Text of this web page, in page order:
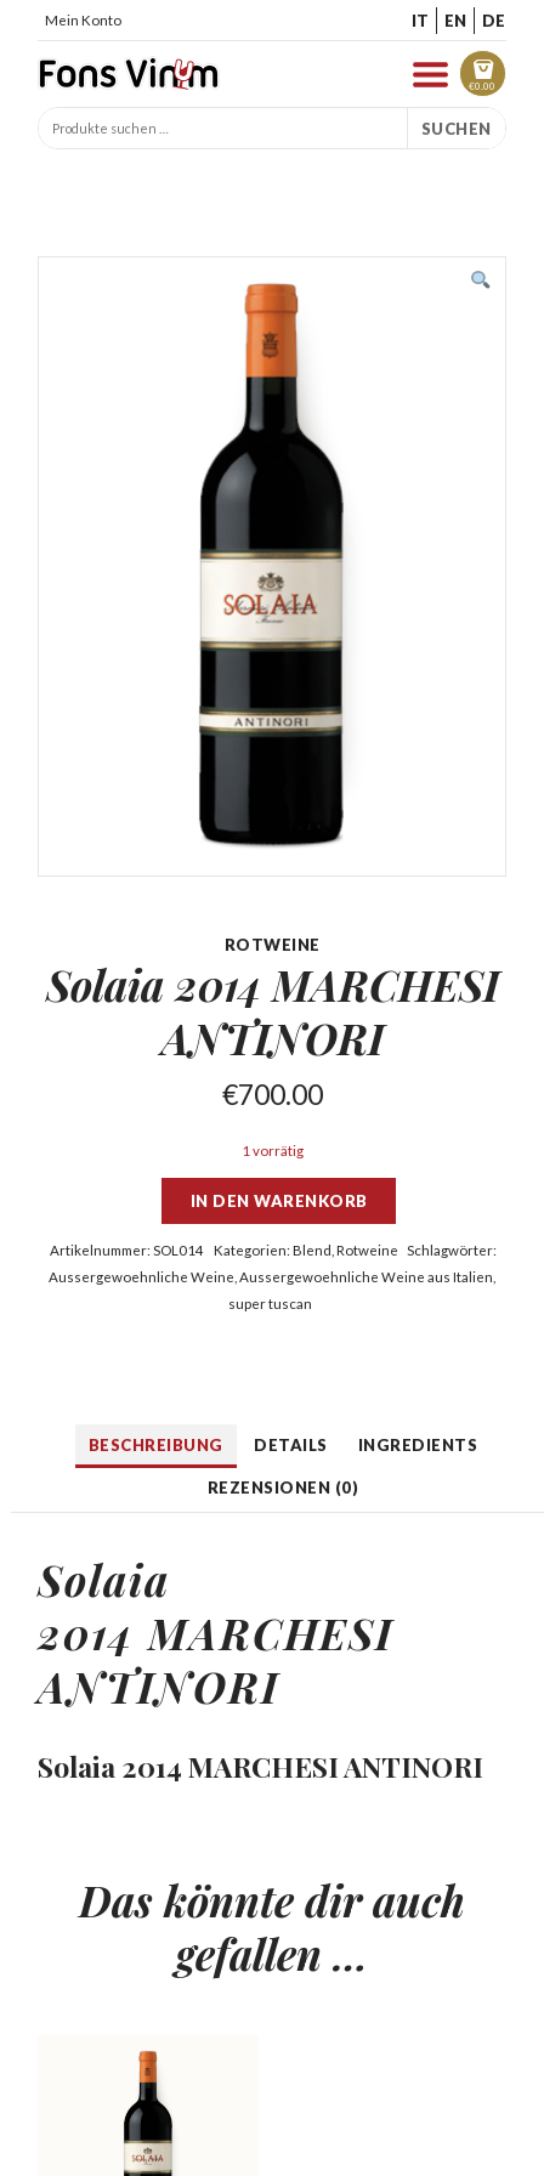
Mein Konto IT EN DE
€0.00
SUCHEN
ROTWEINE
Solaia 2014 MARCHESI
ANTINORI
€700.00
1 vorrätig
IN DEN WARENKORB
Artikelnummer:SOL014 Kategorien: Blend Rotweine
Schlagwörter:
Aussergewoehnliche Weine Aussergewoehnliche Weine aus Italien
super tuscan
BESCHREIBUNG DETAILS INGREDIENTS
REZENSIONEN (0)
Solaia
2014 MARCHESI
ANTINORI
Solaia 2014MARCHESI ANTINORI
Das könnte dir auch
gefallen …